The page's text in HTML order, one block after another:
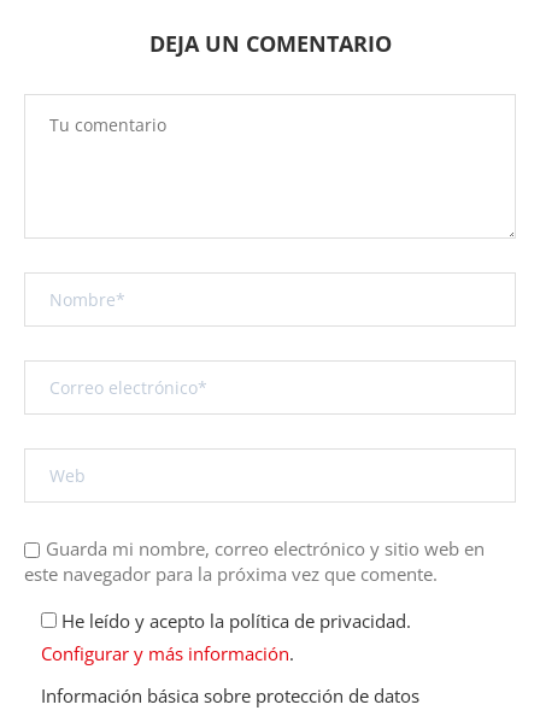
DEJA UN COMENTARIO
Guarda mi nombre, correo electrónico y sitio web en
este navegador para la próxima vez que comente.
He leído y acepto la política de privacidad.
Configurar y más información.
Información básica sobre protección de datos